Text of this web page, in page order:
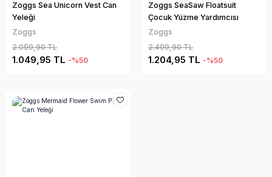
Zoggs Sea Unicorn Vest Can
Yeleği
Zoggs
2.099,90 TL
1.049,95 TL -%50
Zoggs SeaSaw Floatsuit
Çocuk Yüzme Yardımcısı
Zoggs
2.409,90 TL
1.204,95 TL -%50